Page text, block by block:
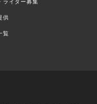
ライター募集
供
覧